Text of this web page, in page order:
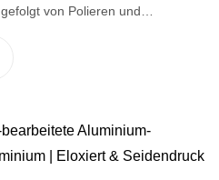
von Polieren und
und einen